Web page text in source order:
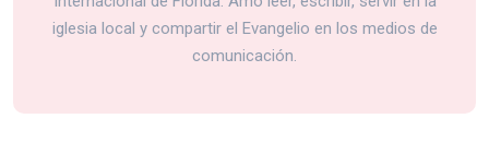
iglesia local y compartir el Evangelio en los medios de
comunicación.